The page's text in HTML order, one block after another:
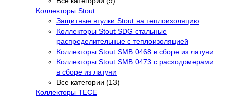
Коллекторы Stout
Защитные втулки Stout на теплоизоляцию
Коллекторы Stout SDG стальные
распределительные с теплоизоляцией
Коллекторы Stout SMB 0468 в сборе из латуни
Коллекторы Stout SMB 0473 с расходомерами
в сборе из латуни
Все категории (13)
Коллекторы TECE